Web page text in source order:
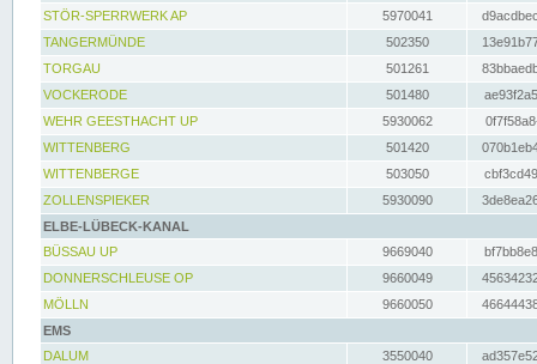
STÖR-SPERRWERK AP 5970041
TANGERMÜNDE
502350
TORGAU
501261
VOCKERODE
501480
WEHR GEESTHACHT UP
5930062
WITTENBERG
501420
WITTENBERGE
503050
ZOLLENSPIEKER
5930090
ELBE-LÜBECK-KANAL
BÜSSAU UP
9669040
DONNERSCHLEUSE OP
9660049
MÖLLN
9660050
EMS
DALUM
3550040